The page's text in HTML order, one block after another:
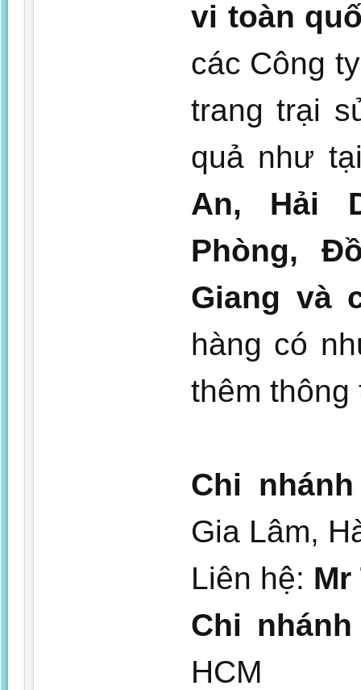
vi toàn
các Công
trang trại
quả như
An, Hải
Phòng,
Giang và
hàng có
thêm thông
Chi
Gia Lâm,
Liên hệ: Mr
Chi
HCM